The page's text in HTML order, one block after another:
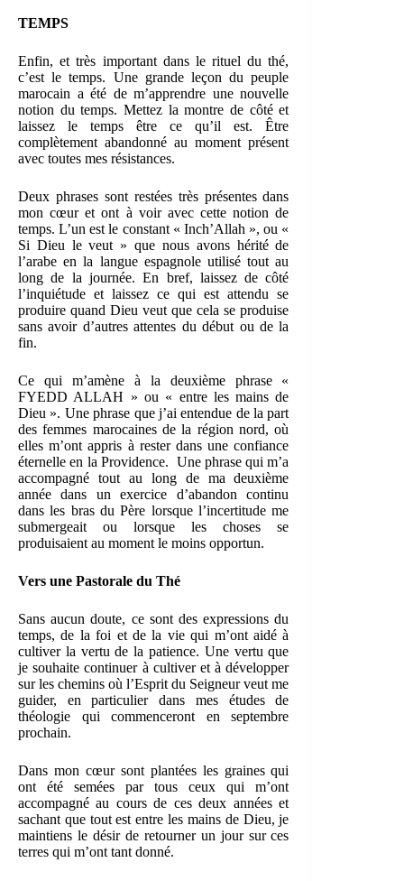
TEMPS
Enfin, et très important dans le rituel du thé,
c’est le temps. Une grande leçon du peuple
marocain a été de m’apprendre une nouvelle
notion du temps. Mettez la montre de côté et
laissez le temps être ce qu’il est. Être
complètement abandonné au moment présent
avec toutes mes résistances.
Deux phrases sont restées très présentes dans
mon cœur et ont à voir avec cette notion de
temps. L’un est le constant « Inch’Allah », ou «
Si Dieu le veut » que nous avons hérité de
l’arabe en la langue espagnole utilisé tout au
long de la journée. En bref, laissez de côté
l’inquiétude et laissez ce qui est attendu se
produire quand Dieu veut que cela se produise
sans avoir d’autres attentes du début ou de la
fin.
Ce qui m’amène à la deuxième phrase «
FYEDD ALLAH » ou « entre les mains de
Dieu ». Une phrase que j’ai entendue de la part
des femmes marocaines de la région nord, où
elles m’ont appris à rester dans une confiance
éternelle en la Providence. Une phrase qui m’a
accompagné tout au long de ma deuxième
année dans un exercice d’abandon continu
dans les bras du Père lorsque l’incertitude me
submergeait ou lorsque les choses se
produisaient au moment le moins opportun.
Vers une Pastorale du Thé
Sans aucun doute, ce sont des expressions du
temps, de la foi et de la vie qui m’ont aidé à
cultiver la vertu de la patience. Une vertu que
je souhaite continuer à cultiver et à développer
sur les chemins où l’Esprit du Seigneur veut me
guider, en particulier dans mes études de
théologie qui commenceront en septembre
prochain.
Dans mon cœur sont plantées les graines qui
ont été semées par tous ceux qui m’ont
accompagné au cours de ces deux années et
sachant que tout est entre les mains de Dieu, je
maintiens le désir de retourner un jour sur ces
terres qui m’ont tant donné.